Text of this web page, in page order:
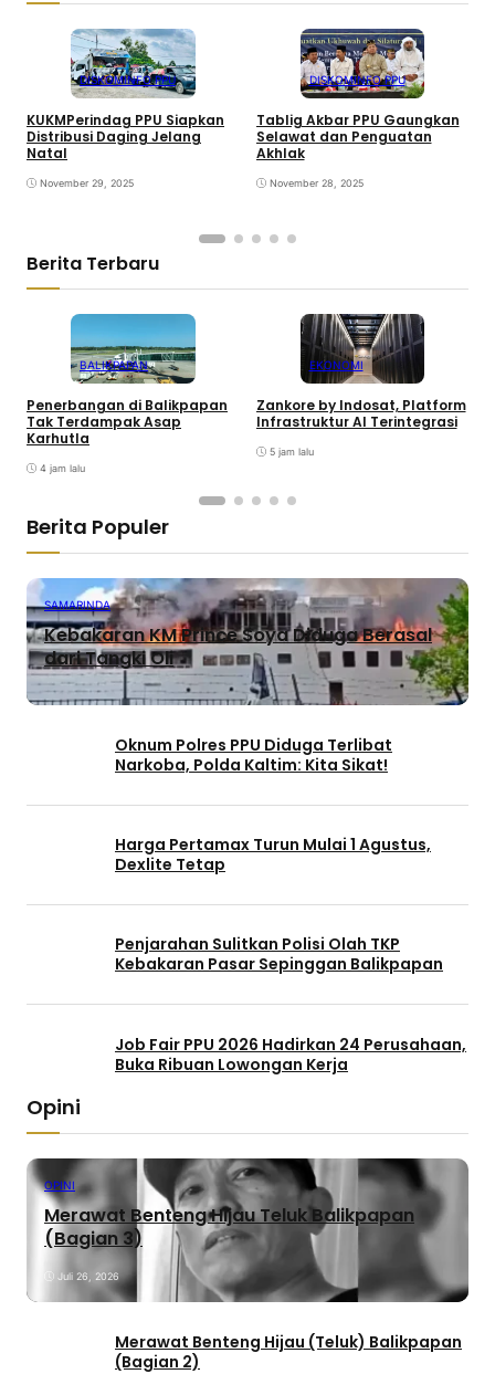
DISKOMINFO PPU
KUKMPerindag PPU Siapkan
Distribusi Daging Jelang
Natal
November 29, 2025
DISKOMINFO PPU
Tablig Akbar PPU Gaungkan
Selawat dan Penguatan
Akhlak
November 28, 2025
Berita Terbaru
BALIKPAPAN
Penerbangan di Balikpapan
Tak Terdampak Asap
Karhutla
4 jam lalu
EKONOMI
Zankore by Indosat, Platform
Infrastruktur AI Terintegrasi
5 jam lalu
Berita Populer
SAMARINDA
Kebakaran KM Prince Soya Diduga Berasal
dari Tangki Oli
Oknum Polres PPU Diduga Terlibat
Narkoba, Polda Kaltim: Kita Sikat!
Harga Pertamax Turun Mulai 1 Agustus,
Dexlite Tetap
Penjarahan Sulitkan Polisi Olah TKP
Kebakaran Pasar Sepinggan Balikpapan
Job Fair PPU 2026 Hadirkan 24 Perusahaan,
Buka Ribuan Lowongan Kerja
Opini
OPINI
Merawat Benteng Hijau Teluk Balikpapan
(Bagian 3)
Juli 26, 2026
Merawat Benteng Hijau (Teluk) Balikpapan
(Bagian 2)